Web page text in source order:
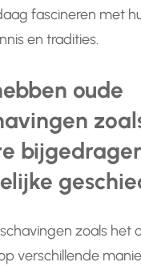
fascineren met
en tradities.
oude
zoals het
verschillende